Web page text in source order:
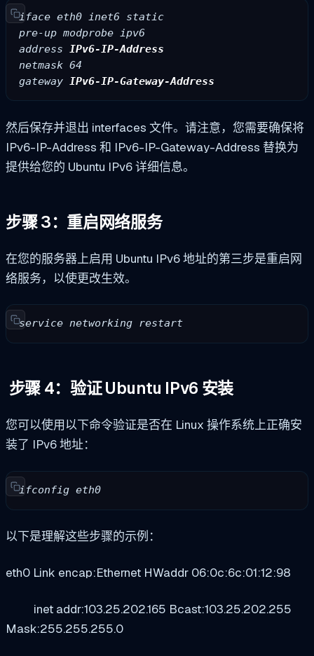
iface eth0 inet6 static
pre-up modprobe ipv6
address IPv6-IP-Address
netmask 64
gateway IPv6-IP-Gateway-Address
然后保存并退出 interfaces 文件。请注意，您需要确保将
IPv6-IP-Address 和 IPv6-IP-Gateway-Address 替换为
提供给您的 Ubuntu IPv6 详细信息。
步骤 3：重启网络服务
在您的服务器上启用 Ubuntu IPv6 地址的第三步是重启网
络服务，以使更改生效。
service networking restart
步骤 4：验证 Ubuntu IPv6 安装
您可以使用以下命令验证是否在 Linux 操作系统上正确安
装了 IPv6 地址：
ifconfig eth0
以下是理解这些步骤的示例：
eth0 Link encap:Ethernet HWaddr 06:0c:6c:01:12:98
inet addr:103.25.202.165 Bcast:103.25.202.255
Mask:255.255.255.0